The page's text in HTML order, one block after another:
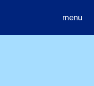
menu